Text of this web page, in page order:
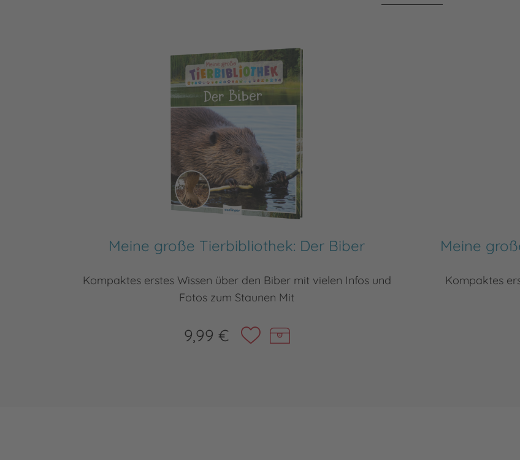
Meine große Tierbibliothek: Der Biber
Kompaktes erstes Wissen über den Biber mit vielen Infos und
Fotos zum Staunen Mit
9,99 €
Meine
Kompaktes